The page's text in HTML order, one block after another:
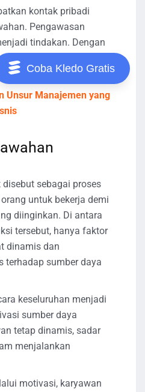
kontak pribadi
Pengawasan
tindakan. Dengan
dianggap sebagai
proses mengarahkan.
Unsur Manajemen yang
sebagai proses
untuk bekerja demi
diinginkan. Di antara
tersebut, hanya faktor
dinamis dan
terhadap sumber daya
keseluruhan menjadi
sumber daya
tetap dinamis, sadar
menjalankan
motivasi, karyawan
Coba Kledo Gratis